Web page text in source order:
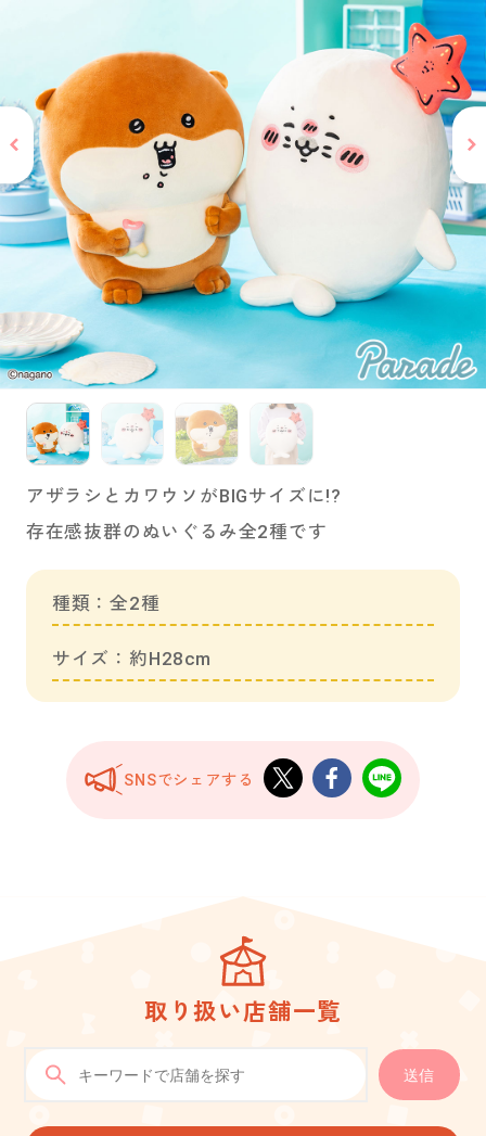
PRIZE 公式 Instagram
CAPSULE TOY 公式 X
CAPSULE TOY 公式 Instagram
プライバシーポリシー
アザラシとカワウソがBIGサイズに!?
存在感抜群のぬいぐるみ全2種です
種類：全2種
サイズ：約H28cm
SNSでシェアする
取り扱い店舗一覧
送信